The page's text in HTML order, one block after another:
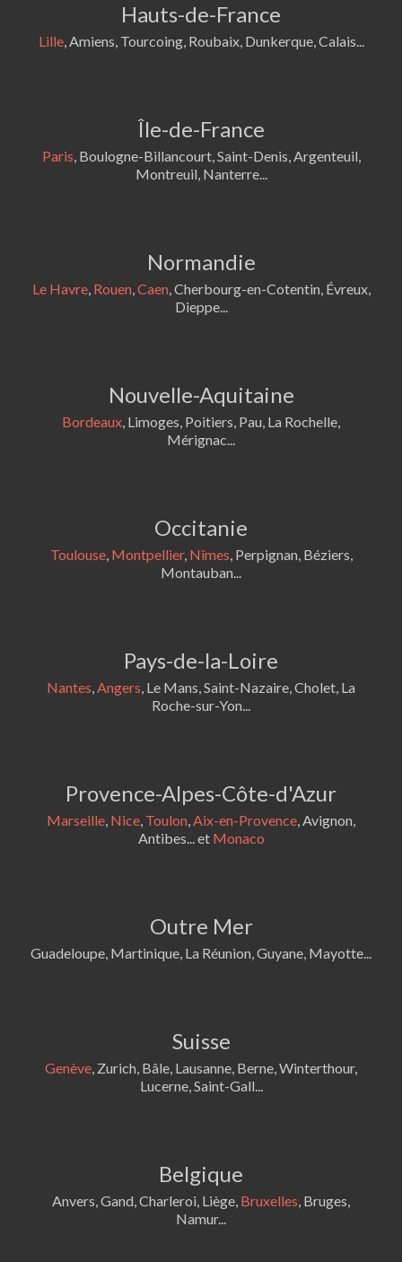
Hauts-de-France
Lille, Amiens, Tourcoing, Roubaix, Dunkerque, Calais...
Île-de-France
Paris, Boulogne-Billancourt, Saint-Denis, Argenteuil,
Montreuil, Nanterre...
Normandie
Le Havre, Rouen,Caen, Cherbourg-en-Cotentin, Évreux,
Dieppe...
Nouvelle-Aquitaine
Bordeaux, Limoges, Poitiers, Pau, La Rochelle,
Mérignac...
Occitanie
Toulouse, Montpellier, Nîmes, Perpignan, Béziers,
Montauban...
Pays-de-la-Loire
Nantes,Angers, Le Mans, Saint-Nazaire, Cholet, La
Roche-sur-Yon...
Provence-Alpes-Côte-d'Azur
Marseille, Nice, Toulon,Aix-en-Provence, Avignon,
Antibes... et Monaco
Outre Mer
Guadeloupe, Martinique, La Réunion, Guyane, Mayotte...
Suisse
Genève, Zurich, Bâle, Lausanne, Berne, Winterthour,
Lucerne, Saint-Gall...
Belgique
Anvers, Gand, Charleroi, Liège, Bruxelles, Bruges,
Namur...